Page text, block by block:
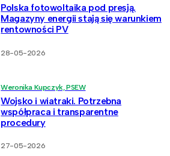
Polska fotowoltaika pod presją.
Magazyny energii stają się warunkiem
rentowności PV
28-05-2026
Weronika Kupczyk, PSEW
Wojsko i wiatraki. Potrzebna
współpraca i transparentne
procedury
27-05-2026